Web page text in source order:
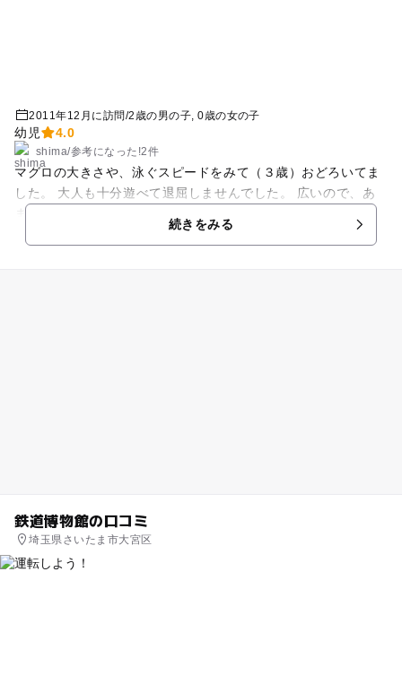
2011年12月に訪問/2歳の男の子 0歳の女の子
幼児 4.0
shima/参考になった!2件
マグロの大きさや、泳ぐスピードをみて（３歳）おどろいてま
した。 大人も十分遊べて退屈しませんでした。 広いので、あ
まり子供が歩けないうちは、ベビカーが必要だと思います。 あ
と真っ暗に近い場所があるので、子供を見失いそうになりまし
続きをみる
鉄道博物館の口コミ
埼玉県さいたま市大宮区